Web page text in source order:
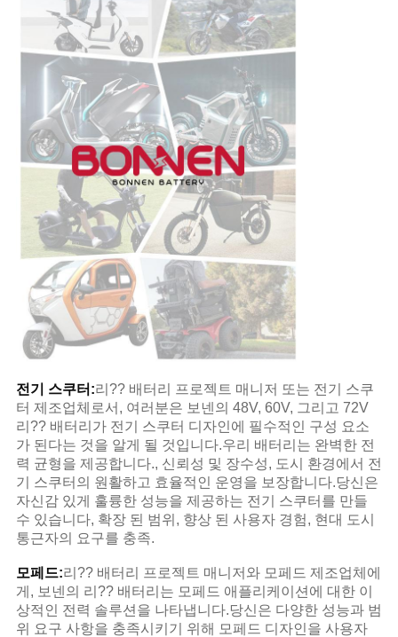
전기 스쿠터:리?? 배터리 프로젝트 매니저 또는 전기 스쿠
터 제조업체로서, 여러분은 보넨의 48V, 60V, 그리고 72V
리?? 배터리가 전기 스쿠터 디자인에 필수적인 구성 요소
가 된다는 것을 알게 될 것입니다.우리 배터리는 완벽한 전
력 균형을 제공합니다., 신뢰성 및 장수성, 도시 환경에서 전
기 스쿠터의 원활하고 효율적인 운영을 보장합니다.당신은
자신감 있게 훌륭한 성능을 제공하는 전기 스쿠터를 만들
수 있습니다, 확장 된 범위, 향상 된 사용자 경험, 현대 도시
통근자의 요구를 충족.
모페드:리?? 배터리 프로젝트 매니저와 모페드 제조업체에
게, 보넨의 리?? 배터리는 모페드 애플리케이션에 대한 이
상적인 전력 솔루션을 나타냅니다.당신은 다양한 성능과 범
위 요구 사항을 충족시키기 위해 모페드 디자인을 사용자